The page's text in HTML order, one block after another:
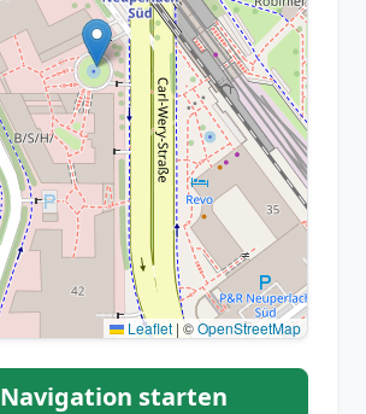
Leaflet | ©OpenStreetMap
Navigation starten